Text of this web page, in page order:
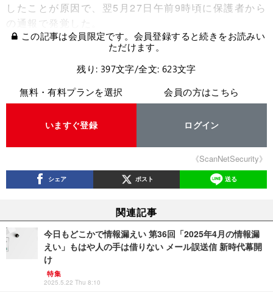
したことが原因で、翌5月27日午前9時頃に保護者から
の通報で発覚した。
この記事は会員限定です。会員登録すると続きをお読みい
ただけます。
残り: 397文字/全文: 623文字
無料・有料プランを選択
いますぐ登録
会員の方はこちら
ログイン
《ScanNetSecurity》
シェア ポスト 送る
関連記事
今日もどこかで情報漏えい 第36回「2025年4月の情報漏
えい」もはや人の手は借りない メール誤送信 新時代幕開
け
特集
2025.5.22 Thu 8:10